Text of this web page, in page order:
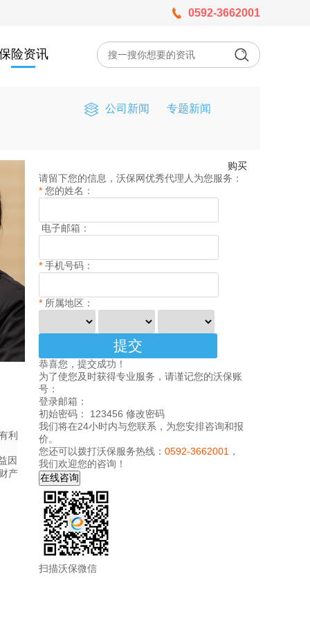
0592-3662001
险资讯
公司新闻 专题新闻
利
因
产
购买
请留下您的信息，沃保网优秀代理人为您服务：
*您的姓名：
电子邮箱：
*手机号码：
*所属地区：
恭喜您，提交成功！
为了使您及时获得专业服务，请谨记您的沃保账
号：
登录邮箱：
初始密码： 123456 修改密码
我们将在24小时内与您联系，为您安排咨询和报
价。
您还可以拨打沃保服务热线： 0592-3662001 ，
我们欢迎您的咨询！
扫描沃保微信